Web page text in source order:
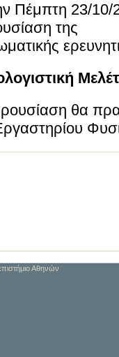
Πέμπτη 23/10/
της
θα
Αθηνών